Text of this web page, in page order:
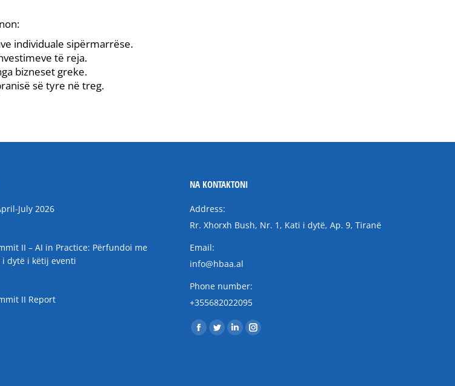
individuale sipërmarrëse.
të reja.
bizneset greke.
së tyre në treg.
July 2026
II – AI in Practice: Përfundoi me
dytë i këtij eventi
II Report
NA KONTAKTONI
Address:
Rr. Xhorxh Bush, Nr. 1, Kati i dytë, Ap. 9, Tiranë
Email:
info@hbaa.al
Phone number:
+355682022095
Find us on:
Facebook
TwitterLinkedinInstagram